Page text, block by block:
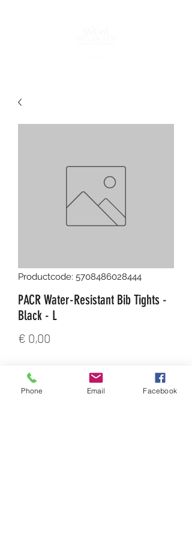
Productcode: 5708486028444
PACR Water-Resistant Bib Tights -
Black - L
€ 0,00
Aantal
Phone Email Facebook